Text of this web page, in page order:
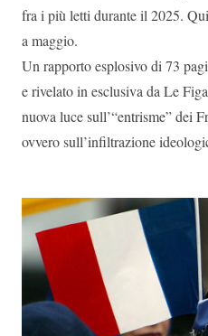
fra i più letti durante il 2025.
a maggio.
Un rapporto esplosivo di 73
e rivelatoin esclusivadaLe
nuova luce sull’“entrisme” dei
ovverosull’infiltrazione